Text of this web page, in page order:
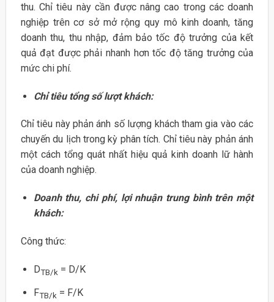
thu. Chỉ tiêu này cần được nâng cao trong các doanh
nghiệp trên cơ sở mở rộng quy mô kinh doanh, tăng
doanh thu, thu nhập, đảm bảo tốc độ trưởng của kết
quả đạt được phải nhanh hơn tốc độ tăng trưởng của
mức chi phí.
Chỉ tiêu tổng số lượt khách:
Chỉ tiêu này phản ánh số lượng khách tham gia vào các
chuyến du lịch trong kỳ phân tích. Chỉ tiêu này phản ánh
một cách tổng quát nhất hiệu quả kinh doanh lữ hành
của doanh nghiệp.
Doanh thu, chi phí, lợi nhuận trung bình trên một
khách:
Công thức:
DTB/k = D/K
FTB/k = F/K